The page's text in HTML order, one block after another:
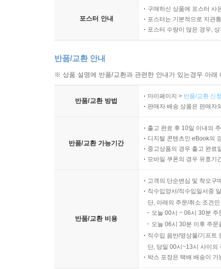
포스터 안내
구매하신 상품에 포스터 사
포스터는 기본적으로 지관
포스터 수량이 많은 경우,
반품/교환 안내
※ 상품 설명에 반품/교환과 관련한 안내가 있는경우 아
반품/교환 방법
마이페이지 > 반품/교환 신
판매자 배송 상품은 판매자
반품/교환 가능기간
출고 완료 후 10일 이내의
디지털 콘텐츠인 eBook의
중고상품의 경우 출고 완료
모바일 쿠폰의 경우 유효기
반품/교환 비용
고객의 단순변심 및 착오구
직수입양서/직수입일서중
단, 아래의 주문/취소 조건
오늘 00시 ~ 06시 30분
오늘 06시 30분 이후 주
직수입 음반/영상물/기프트
단, 당일 00시~13시 사이의
박스 포장은 택배 배송이